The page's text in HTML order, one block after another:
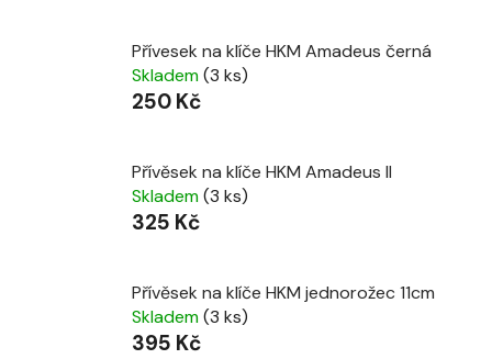
Přívesek na klíče HKM Amadeus černá
Skladem(3 ks)
250 Kč
Přívěsek na klíče HKM Amadeus II
Skladem(3 ks)
325 Kč
Přívěsek na klíče HKM jednorožec 11cm
Skladem(3 ks)
395 Kč